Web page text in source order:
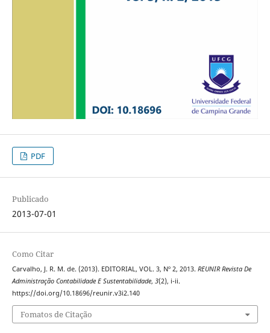
PDF
Publicado
2013-07-01
Como Citar
Carvalho, J. R. M. de. (2013). EDITORIAL, VOL. 3, Nº 2, 2013. REUNIR Revista De
Administração Contabilidade E Sustentabilidade, 3(2), i-ii.
https://doi.org/10.18696/reunir.v3i2.140
Fomatos de Citação